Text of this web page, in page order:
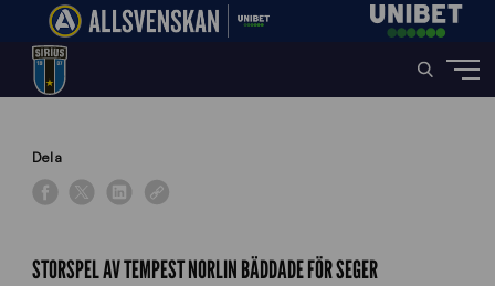
Home»
Dela
STORSPEL AV TEMPEST NORLIN BÄDDADE FÖR SEGER